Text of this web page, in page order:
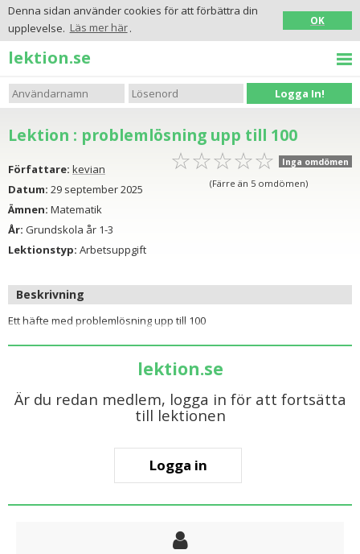
Denna sidan använder cookies för att förbättra din
upplevelse. Läs mer här.
OK
lektion.se
Logga In!
Lektion : problemlösning upp till 100
☆☆☆☆☆
★★★★★ Inga omdömen
(Färre än 5 omdömen)
Författare: kevian
Datum: 29 september 2025
Ämnen: Matematik
År: Grundskola år 1-3
Lektionstyp: Arbetsuppgift
Beskrivning
Ett häfte med problemlösning upp till 100
lektion.se
Är du redan medlem, logga in för att fortsätta
till lektionen
Logga in